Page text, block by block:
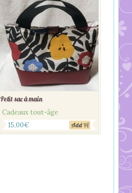
Petit sac à main
Cadeaux tout-âge
15,00€ Add